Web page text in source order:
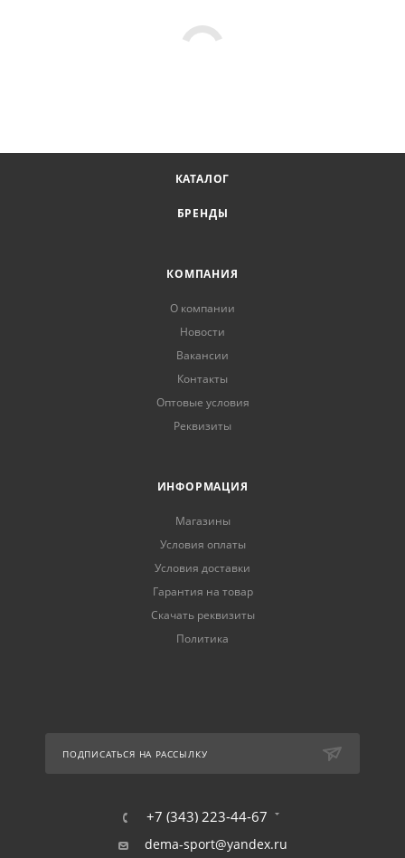
КАТАЛОГ
БРЕНДЫ
КОМПАНИЯ
О компании
Новости
Вакансии
Контакты
Оптовые условия
Реквизиты
ИНФОРМАЦИЯ
Магазины
Условия оплаты
Условия доставки
Гарантия на товар
Скачать реквизиты
Политика
ПОДПИСАТЬСЯ НА РАССЫЛКУ
+7 (343) 223-44-67
dema-sport@yandex.ru